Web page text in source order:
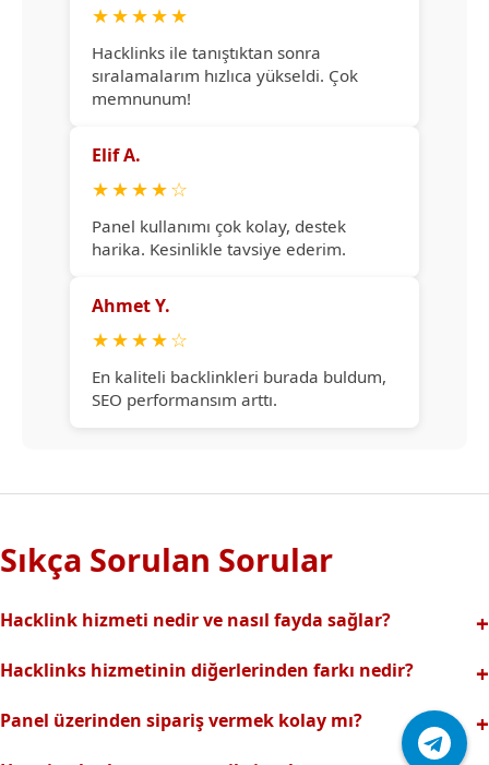
★★★★★
Hacklinks ile tanıştıktan sonra
sıralamalarım hızlıca yükseldi. Çok
memnunum!
Elif A.
★★★★☆
Panel kullanımı çok kolay, destek
harika. Kesinlikle tavsiye ederim.
Ahmet Y.
★★★★☆
En kaliteli backlinkleri burada buldum,
SEO performansım arttı.
Sıkça Sorulan Sorular
Hacklink hizmeti nedir ve nasıl fayda sağlar?
backlinklerle sitenizin arama motorlarındaki
sıralamalarınız hızlıca yükselir.
Hacklinks hizmetinin diğerlerinden farkı nedir?
riski olmadan, en kaliteli ve etkili backlinkler sunuyoruz.
Profesyonel ekibimizle hızlı destek sağlanır.Ayrıca Daha
Panel üzerinden sipariş vermek kolay mı?
Hacklinks paneli kullanıcı dostu arayüzüyle kolayca sipariş